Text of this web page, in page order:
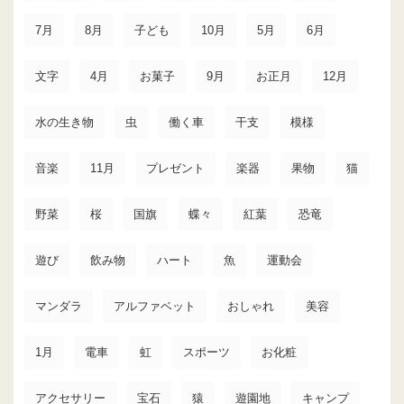
7月 8月 子ども 10月 5月 6月
文字 4月 お菓子 9月 お正月 12月
水の生き物 虫 働く車 干支 模様
音楽 11月 プレゼント 楽器 果物 猫
野菜 桜 国旗 蝶々 紅葉 恐竜
遊び 飲み物 ハート 魚 運動会
マンダラ アルファベット おしゃれ 美容
1月 電車 虹 スポーツ お化粧
アクセサリー 宝石 猿 遊園地 キャンプ